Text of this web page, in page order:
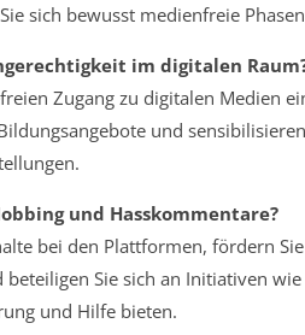
sich bewusst medienfreie
im digitalen
Zugang zu digitalen Medien
und
und Hasskommentare?
bei den Plattformen, fördern
Sie sich an Initiativen
und Hilfe bieten.